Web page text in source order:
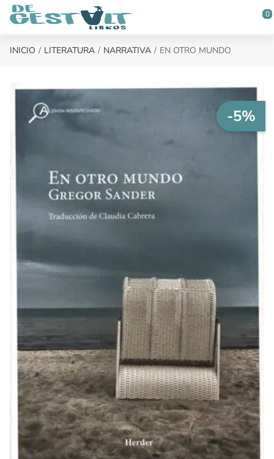
Saltar al contenido principal
0
INICIO LITERATURA NARRATIVA EN OTRO MUNDO
-5%